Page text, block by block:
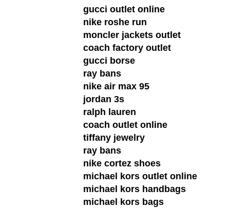
gucci outlet online
nike roshe run
moncler jackets outlet
coach factory outlet
gucci borse
ray bans
nike air max 95
jordan 3s
ralph lauren
coach outlet online
tiffany jewelry
ray bans
nike cortez shoes
michael kors outlet online
michael kors handbags
michael kors bags